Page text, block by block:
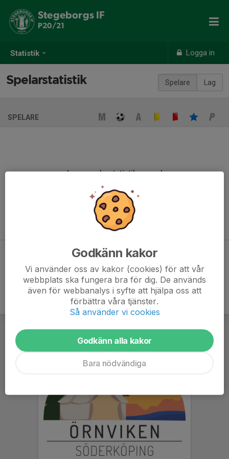
Statistik Logga in
Stegeborgs IF
P20/21
Spelare Lag
Spelarstatistik
SPELARE
Ingen spelarstatistik sparad
automatiskt på denna sida
Godkänn kakor
Vi använder oss av kakor (cookies) för att vår
webbplats ska fungera bra för dig. De används
även för webbanalys i syfte att hjälpa oss att
förbättra våra tjänster.
Så använder vi cookies
Godkänn alla kakor
Bara nödvändiga